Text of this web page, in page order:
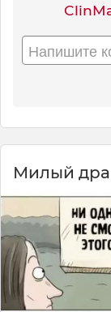
Милый